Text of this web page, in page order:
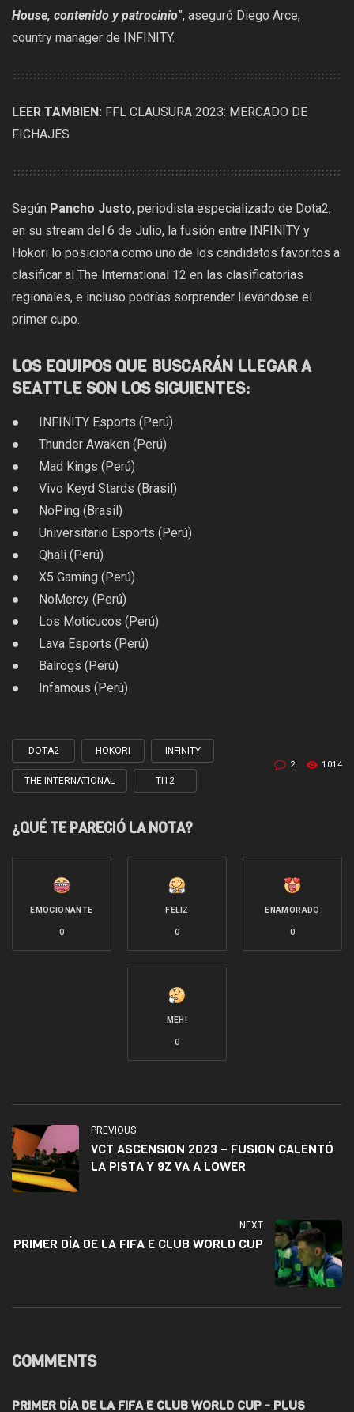
House, contenido y patrocinio”, aseguró Diego Arce,
country manager de INFINITY.
LEER TAMBIEN: FFL CLAUSURA 2023: MERCADO DE
FICHAJES
Según Pancho Justo, periodista especializado de Dota2,
en su stream del 6 de Julio, la fusión entre INFINITY y
Hokori lo posiciona como uno de los candidatos favoritos a
clasificar al The International 12 en las clasificatorias
regionales, e incluso podrías sorprender llevándose el
primer cupo.
LOS EQUIPOS QUE BUSCARÁN LLEGAR A
SEATTLE SON LOS SIGUIENTES:
● INFINITY Esports (Perú)
● Thunder Awaken (Perú)
● Mad Kings (Perú)
● Vivo Keyd Stards (Brasil)
● NoPing (Brasil)
● Universitario Esports (Perú)
● Qhali (Perú)
● X5 Gaming (Perú)
● NoMercy (Perú)
● Los Moticucos (Perú)
● Lava Esports (Perú)
● Balrogs (Perú)
● Infamous (Perú)
Tagged
with
DOTA2 HOKORI INFINITY
THE INTERNATIONAL TI12
2 1014
¿QUÉ TE PARECIÓ LA NOTA?
EMOCIONANTE
0
FELIZ
0
ENAMORADO
0
MEH!
0
PREVIOUS
VCT ASCENSION 2023 – FUSION CALENTÓ
LA PISTA Y 9Z VA A LOWER
NEXT
PRIMER DÍA DE LA FIFA E CLUB WORLD CUP
COMMENTS
PRIMER DÍA DE LA FIFA E CLUB WORLD CUP - PLUS